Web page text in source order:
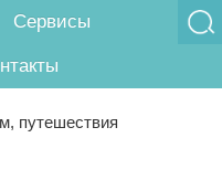
Сервисы
путешествия